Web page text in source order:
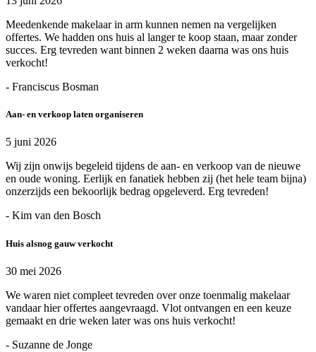
Meedenkende makelaar in arm kunnen nemen na vergelijken
offertes. We hadden ons huis al langer te koop staan, maar zonder
succes. Erg tevreden want binnen 2 weken daarna was ons huis
verkocht!
- Franciscus Bosman
Aan- en verkoop laten organiseren
5 juni 2026
Wij zijn onwijs begeleid tijdens de aan- en verkoop van de nieuwe
en oude woning. Eerlijk en fanatiek hebben zij (het hele team bijna)
onzerzijds een bekoorlijk bedrag opgeleverd. Erg tevreden!
- Kim van den Bosch
Huis alsnog gauw verkocht
30 mei 2026
We waren niet compleet tevreden over onze toenmalig makelaar
vandaar hier offertes aangevraagd. Vlot ontvangen en een keuze
gemaakt en drie weken later was ons huis verkocht!
- Suzanne de Jonge